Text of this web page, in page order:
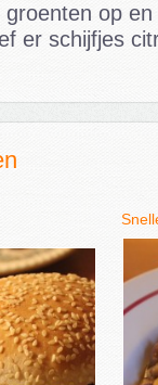
groenten op
er schijfjes